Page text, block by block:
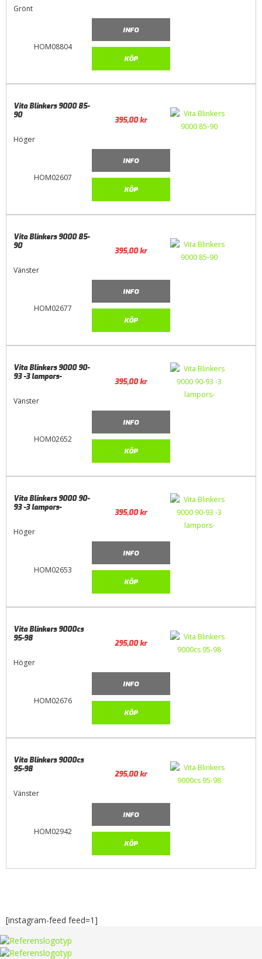
HOM08804
Grönt
INFO
KÖP
HOM02607
Vita Blinkers 9000 85-
90
Höger
395,00kr
INFO
KÖP
HOM02677
Vita Blinkers 9000 85-
90
Vänster
395,00kr
INFO
KÖP
HOM02652
Vita Blinkers 9000 90-
93 -3 lampors-
Vänster
395,00kr
INFO
KÖP
HOM02653
Vita Blinkers 9000 90-
93 -3 lampors-
Höger
395,00kr
INFO
KÖP
HOM02676
Vita Blinkers 9000cs
95-98
Höger
295,00kr
INFO
KÖP
HOM02942
Vita Blinkers 9000cs
95-98
Vänster
295,00kr
INFO
KÖP
[instagram-feed feed=1]